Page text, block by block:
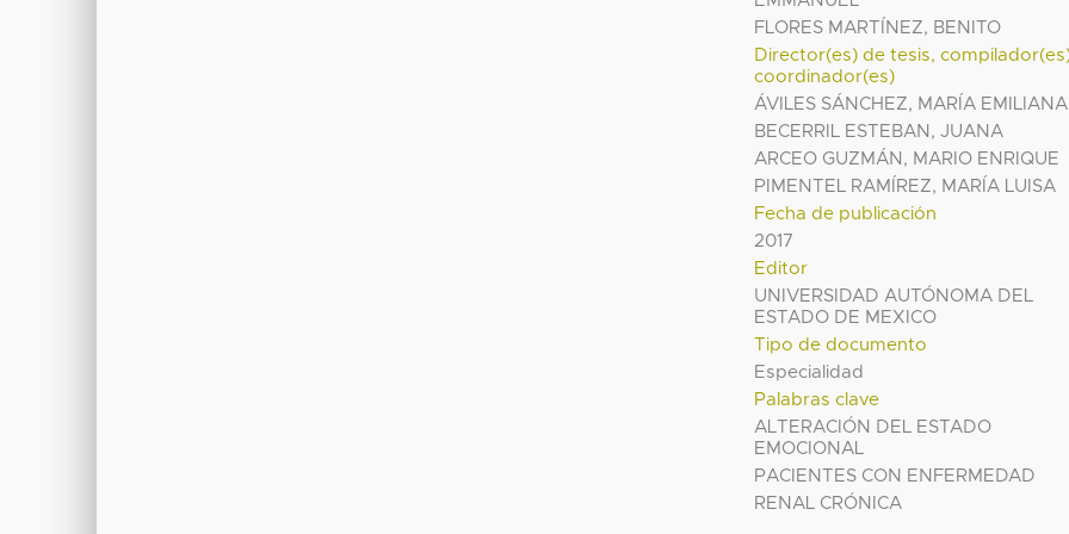
FLORES MARTÍNEZ, BENITO
Director(es) de tesis,
coordinador(es)
ÁVILES SÁNCHEZ, MARÍA EMILIANA
BECERRIL ESTEBAN, JUANA
ARCEO GUZMÁN, MARIO ENRIQUE
PIMENTEL RAMÍREZ, MARÍA LUISA
Fecha de publicación
2017
Editor
UNIVERSIDAD AUTÓNOMA DEL
ESTADO DE MEXICO
Tipo de documento
Especialidad
Palabras clave
ALTERACIÓN DEL ESTADO
EMOCIONAL
PACIENTES CON ENFERMEDAD
RENAL CRÓNICA